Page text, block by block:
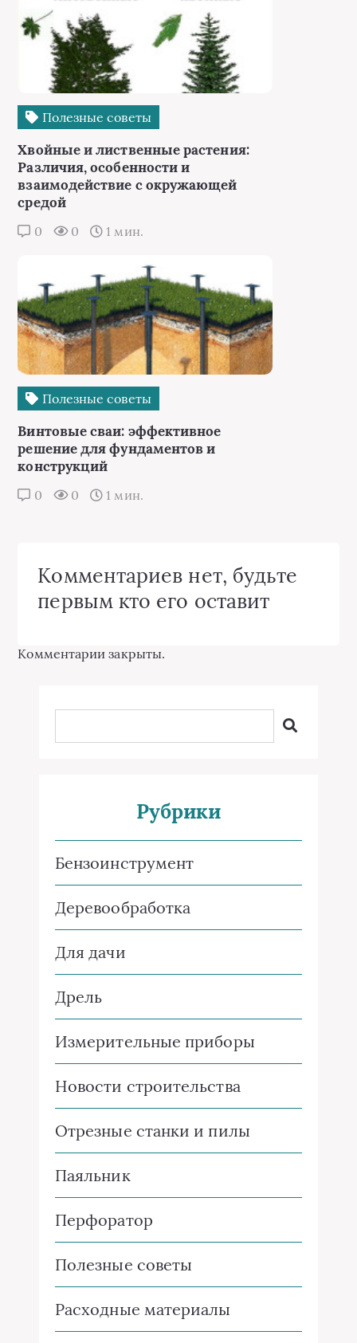
Полезные советы
Хвойные и лиственные растения:
Различия, особенности и
взаимодействие с окружающей
средой
0 0 1 мин.
Полезные советы
Винтовые сваи: эффективное
решение для фундаментов и
конструкций
0 0 1 мин.
Комментариев нет, будьте
первым кто его оставит
Комментарии закрыты.
Рубрики
Бензоинструмент
Деревообработка
Для дачи
Дрель
Измерительные приборы
Новости строительства
Отрезные станки и пилы
Паяльник
Перфоратор
Полезные советы
Расходные материалы